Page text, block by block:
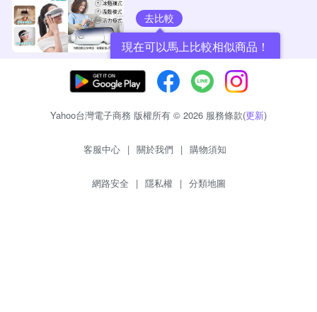
去比較
現在可以馬上比較相似商品！
Yahoo台灣電子商務 版權所有 © 2026 服務條款(更新)
客服中心 | 關於我們 | 購物須知
網路安全 | 隱私權 | 分類地圖